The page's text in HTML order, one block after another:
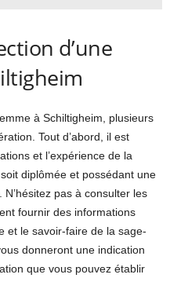
d’une
à Schiltigheim, plusieurs
Tout d’abord, il est
et l’expérience de la
diplômée et possédant une
pas à consulter les
fournir des informations
et le savoir-faire de la sage-
donneront une indication
que vous pouvez établir